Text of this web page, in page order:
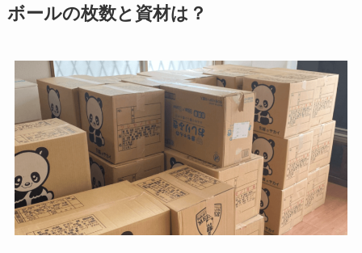
ボールの枚数と資材は？